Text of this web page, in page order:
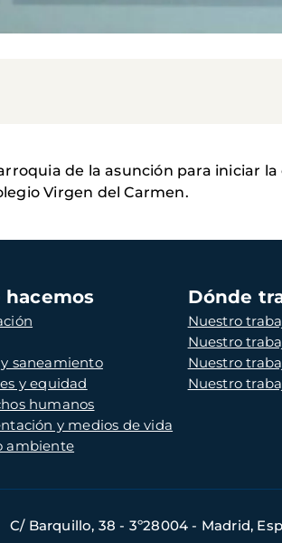
de la asunción para iniciar
Virgen del Carmen.
hacemos
saneamiento
y equidad
humanos
y medios de vida
ambiente
Dónde
Nuestro
Nuestro
Nuestro
Nuestro
C/ Barquillo, 38 - 3º28004 - Madrid,